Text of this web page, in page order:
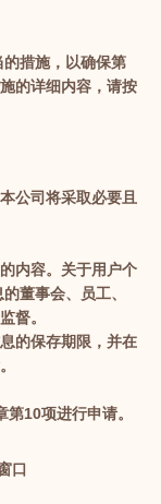
措施，以确保第
的详细内容，请按
公司将采取必要且
内容。关于用户个
董事会、员工、
督。
的保存期限，并在
10项进行申请。
口